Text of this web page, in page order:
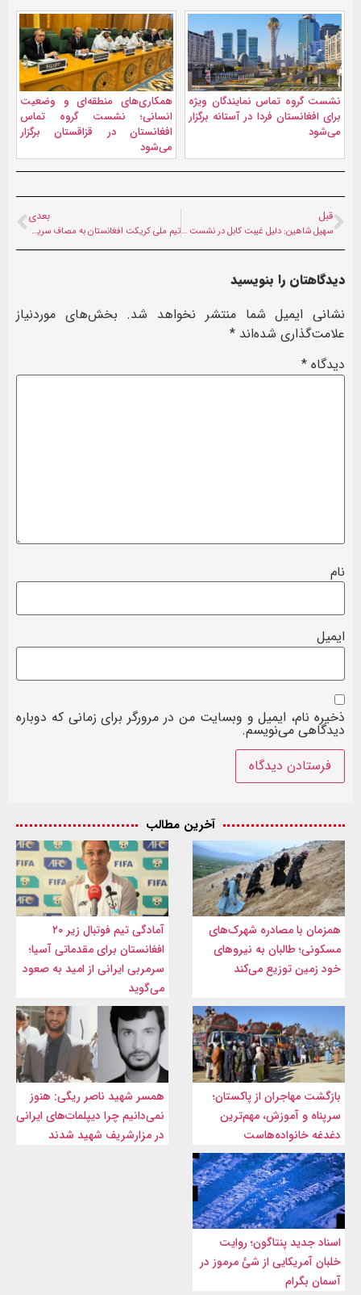
نشست گروه تماس نمایندگان ویژه
برای افغانستان فردا در آستانه برگزار
می‌شود
همکاری‌های منطقه‌ای و وضعیت
انسانی؛ نشست گروه تماس
افغانستان در قزاقستان برگزار
می‌شود
قبل
سهیل شاهین: دلیل غیبت کابل در نشست دوحه عدم پذیرش شروط‌ توسط سازمان ملل است
بعدی
تیم ملی کریکت افغانستان به مصاف سریلانکا می‌رود
دیدگاهتان را بنویسید
نشانی ایمیل شما منتشر نخواهد شد. بخش‌های موردنیاز
علامت‌گذاری شده‌اند *
دیدگاه *
نام
ایمیل
ذخیره نام، ایمیل و وبسایت من در مرورگر برای زمانی که دوباره
دیدگاهی می‌نویسم.
آخرین مطالب
همزمان با مصادره شهرک‌های
مسکونی؛ طالبان به نیروهای
خود زمین توزیع می‌کند
آمادگی تیم فوتبال زیر ۲۰
افغانستان برای مقدماتی آسیا؛
سرمربی ایرانی از امید به صعود
می‌گوید
بازگشت مهاجران از پاکستان؛
سرپناه و آموزش، مهم‌ترین
دغدغه خانواده‌هاست
همسر شهید ناصر ریگی: هنوز
نمی‌دانیم چرا دیپلمات‌های ایرانی
در مزارشریف شهید شدند
اسناد جدید پنتاگون؛ روایت
خلبان آمریکایی از شئ مرموز در
آسمان بگرام